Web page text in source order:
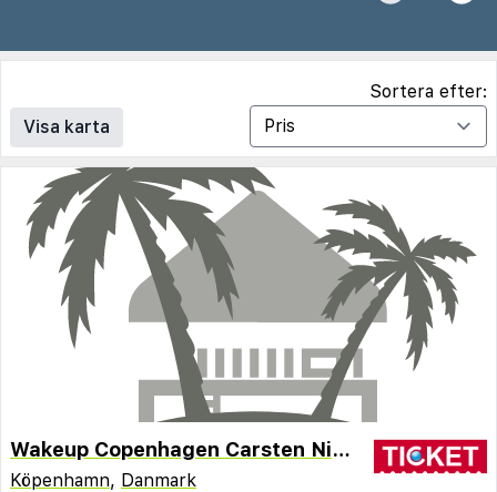
Visa karta
Sortera efter:
Wakeup Copenhagen Carsten Niebuhrs Gade
Köpenhamn, Danmark